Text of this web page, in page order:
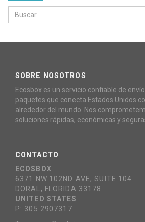
SOBRE NOSOTROS
Ecosbox es un servicio confiable de
paquetes que conecta Estados Unidos
alrededor del mundo. Nos
soluciones rápidas, económicas y
CONTACTO
ECOSBOX
6371 NW 102ND AVE, SUITE 104
DORAL, FLORIDA 33178
UNITED STATES
P: 305 2907317